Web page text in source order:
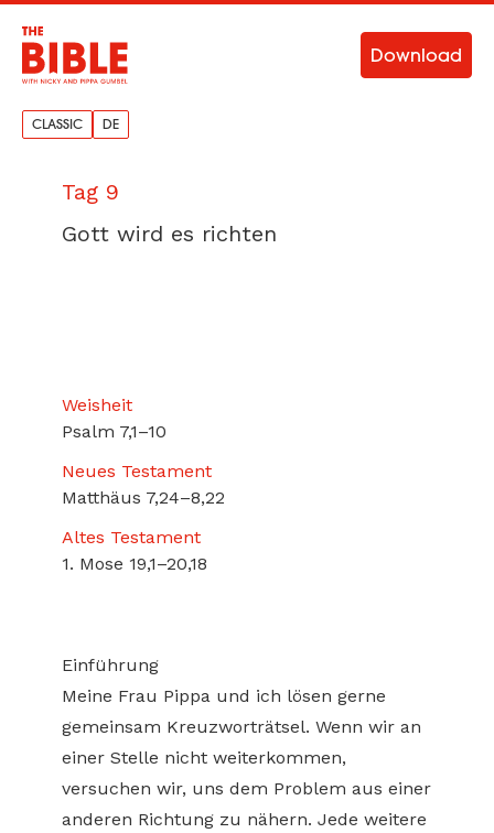
CLASSIC DE
Download
Tag 9
Gott wird es richten
Weisheit
Psalm 7,1–10
Neues Testament
Matthäus 7,24–8,22
Altes Testament
1. Mose 19,1–20,18
Einführung
Meine Frau Pippa und ich lösen gerne
gemeinsam Kreuzworträtsel. Wenn wir an
einer Stelle nicht weiterkommen,
versuchen wir, uns dem Problem aus einer
anderen Richtung zu nähern. Jede weitere